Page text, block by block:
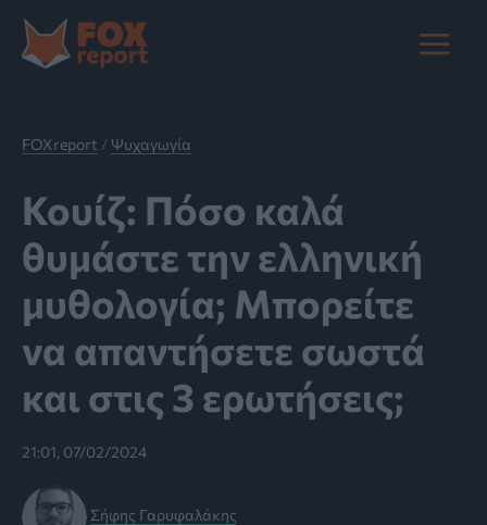
στο
περιεχόμενο
Main
FOXreport / Ψυχαγωγία
Κουίζ: Πόσο καλά
θυμάστε την ελληνική
μυθολογία; Μπορείτε
να απαντήσετε σωστά
και στις 3 ερωτήσεις;
21:01, 07/02/2024
Σήφης Γαρυφαλάκης